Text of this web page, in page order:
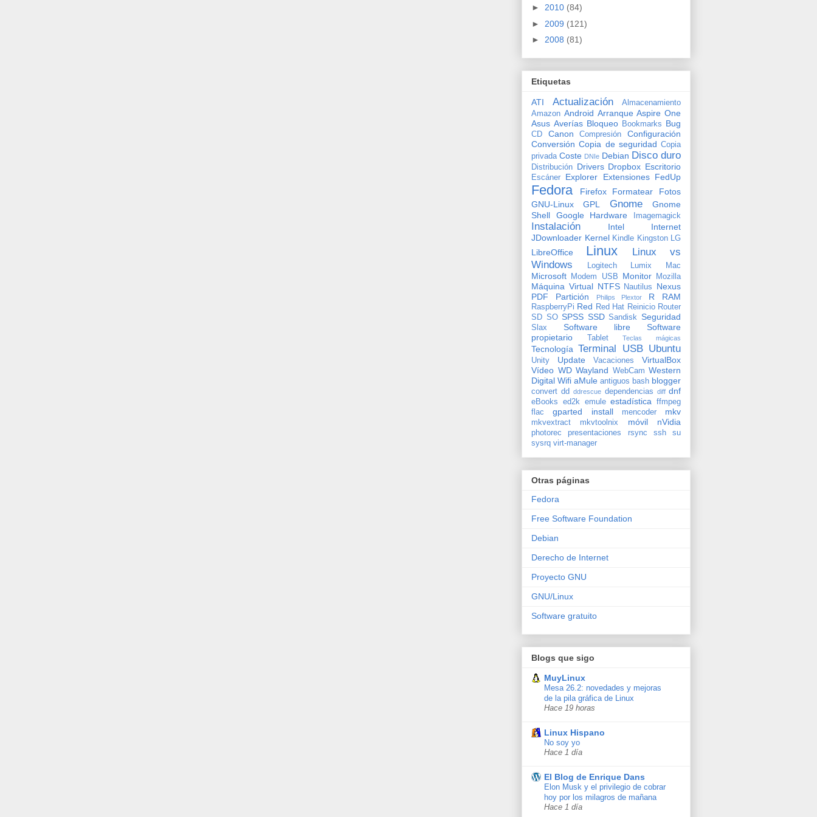
► 2010 (84)
► 2009 (121)
► 2008 (81)
Etiquetas
ATI Actualización
Almacenamiento
Amazon Android Arranque Aspire One
Asus Averías Bloqueo Bookmarks Bug
CD Canon Compresión
Configuración
Conversión Copia de seguridad Copia
privada Coste DNIe Debian Disco duro
Distribución Drivers Dropbox Escritorio
Escáner Explorer Extensiones FedUp
Fedora Firefox Formatear
Fotos
GNU-Linux
GPL Gnome
Gnome
Shell
Google Hardware Imagemagick
Instalación Intel
Internet
JDownloader Kernel Kindle Kingston LG
LibreOffice Linux
Linux vs
Windows
Logitech Lumix Mac
Microsoft Modem USB Monitor Mozilla
Máquina Virtual NTFS Nautilus
Nexus
PDF
Partición Philips Plextor R RAM
RaspberryPi Red Red Hat Reinicio Router
SD SO SPSS SSD Sandisk Seguridad
Slax Software libre
Software
propietario
Tablet Teclas mágicas
Tecnología Terminal USB Ubuntu
Unity Update Vacaciones
VirtualBox
Vídeo WD Wayland WebCam Western
Digital Wifi aMule antiguos bash blogger
convert dd ddrescue dependencias diff dnf
eBooks ed2k emule estadística
ffmpeg
flac
gparted install mencoder mkv
mkvextract mkvtoolnix móvil nVidia
photorec presentaciones rsync ssh
su
sysrq virt-manager
Otras páginas
Fedora
Free Software Foundation
Debian
Derecho de Internet
Proyecto GNU
GNU/Linux
Software gratuito
Blogs que sigo
MuyLinux
Mesa 26.2: novedades y mejoras
de la pila gráfica de Linux
Hace 19 horas
Linux Hispano
No soy yo
Hace 1 día
El Blog de Enrique Dans
Elon Musk y el privilegio de cobrar
hoy por los milagros de mañana
Hace 1 día